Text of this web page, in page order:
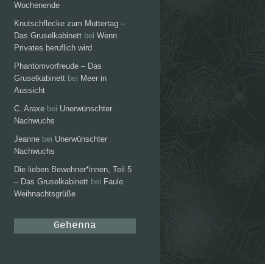
Wochenende
Knutschflecke zum Muttertag –
Das Gruselkabinett bei Wenn
Privates beruflich wird
Phantomvorfreude – Das
Gruselkabinett bei Meer in
Aussicht
C. Araxe bei Unerwünschter
Nachwuchs
Jeanne bei Unerwünschter
Nachwuchs
Die lieben Bewohner*innen, Teil 5
– Das Gruselkabinett bei Faule
Weihnachtsgrüße
Gehenna